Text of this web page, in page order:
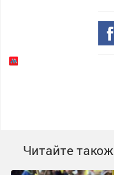
Читайте також